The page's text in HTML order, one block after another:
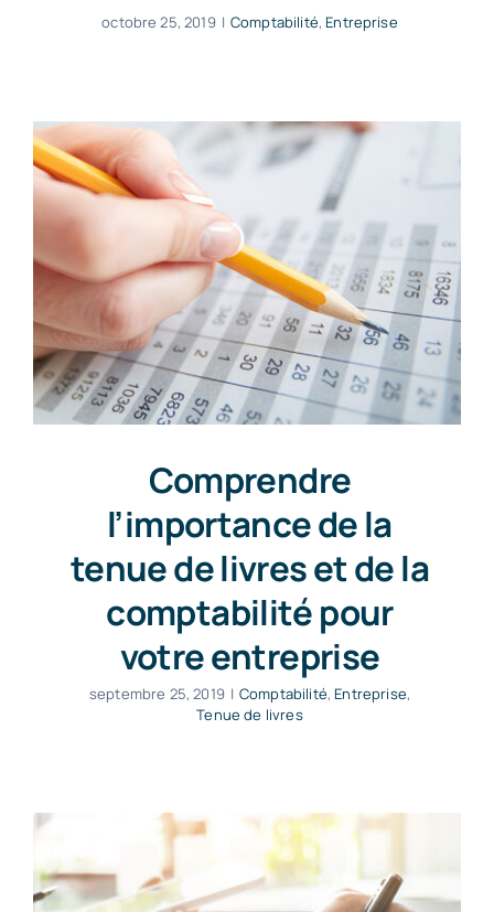
octobre 25, 2019 | Comptabilité,Entreprise
Comprendre
l’importance de la
tenue de livres et de la
comptabilité pour
votre entreprise
septembre 25, 2019 | Comptabilité,Entreprise,
Tenue de livres